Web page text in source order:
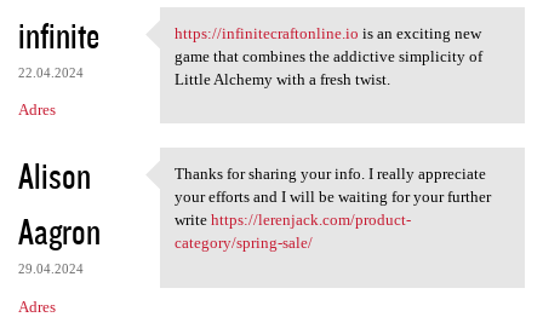
e
infinite
22.04.2024
Adres
https://infinitecraftonline
https://infinitecraftonline.io is an exciting new
game that combines the addictive simplicity of
Little Alchemy with a fresh twist.
Alison
Aagron
29.04.2024
Adres
Thanks for sharing your info.
Thanks for sharing your info. I really appreciate
your efforts and I will be waiting for your further
write https://lerenjack.com/product-
category/spring-sale/